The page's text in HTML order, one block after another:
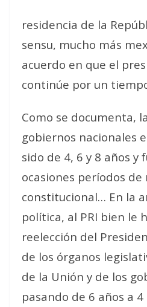
residencia de la
sensu, mucho más
acuerdo en que el
continúe por un
Como se documenta,
gobiernos nacionales
sido de 4, 6 y 8 años y
ocasiones períodos de
constitucional… En la
política, al PRI bien le
reelección del
de los órganos
de la Unión y de los
pasando de 6 años a